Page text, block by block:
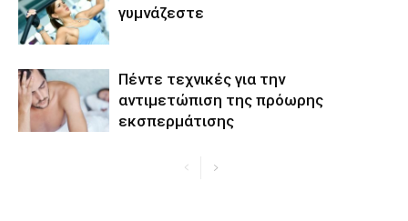
γυμνάζεστε
Πέντε τεχνικές για την
αντιμετώπιση της πρόωρης
εκσπερμάτισης